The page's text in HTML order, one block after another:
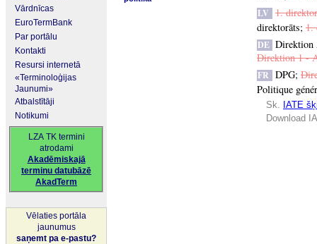
Vārdnīcas
EuroTermBank
Par portālu
Kontakti
Resursi internetā
«Terminoloģijas
Jaunumi»
Atbalstītāji
Notikumi
LZA TK termini
atrodami
Akadēmiskajā
terminu datubāzē
AkadTerm
Vēlaties portāla
jaunumus
saņemt pa e-pastu?
LV 1.
direktorāts; 1.
DE Direktion
Direktion 1 -
FR DPG;
Politique
Sk. IATE
Download